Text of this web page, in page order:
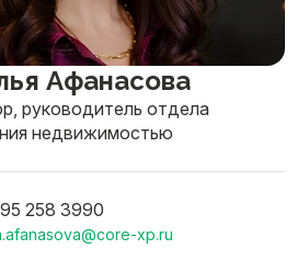
Афанасова
руководитель отдела
недвижимостью
258 3990
xp.ru